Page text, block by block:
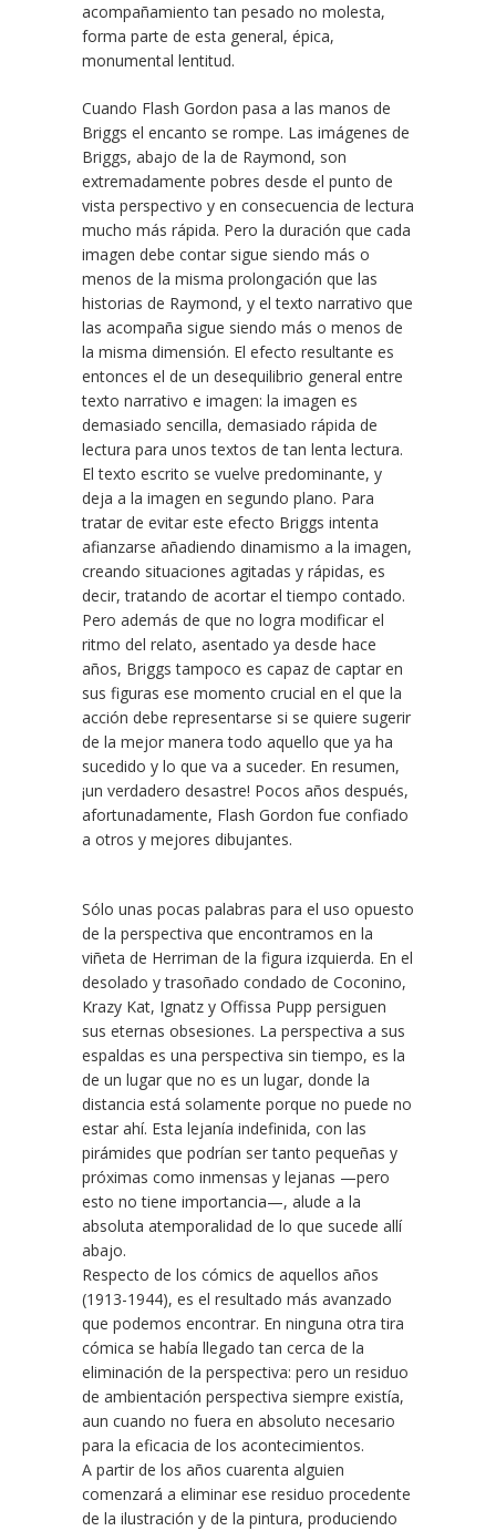
acompañamiento tan pesado no molesta,
forma parte de esta general, épica,
monumental lentitud.
Cuando Flash Gordon pasa a las manos de
Briggs el encanto se rompe. Las imágenes de
Briggs, abajo de la de Raymond, son
extremadamente pobres desde el punto de
vista perspectivo y en consecuencia de lectura
mucho más rápida. Pero la duración que cada
imagen debe contar sigue siendo más o
menos de la misma prolongación que las
historias de Raymond, y el texto narrativo que
las acompaña sigue siendo más o menos de
la misma dimensión. El efecto resultante es
entonces el de un desequilibrio general entre
texto narrativo e imagen: la imagen es
demasiado sencilla, demasiado rápida de
lectura para unos textos de tan lenta lectura.
El texto escrito se vuelve predominante, y
deja a la imagen en segundo plano. Para
tratar de evitar este efecto Briggs intenta
afianzarse añadiendo dinamismo a la imagen,
creando situaciones agitadas y rápidas, es
decir, tratando de acortar el tiempo contado.
Pero además de que no logra modificar el
ritmo del relato, asentado ya desde hace
años, Briggs tampoco es capaz de captar en
sus figuras ese momento crucial en el que la
acción debe representarse si se quiere sugerir
de la mejor manera todo aquello que ya ha
sucedido y lo que va a suceder. En resumen,
¡un verdadero desastre! Pocos años después,
afortunadamente, Flash Gordon fue confiado
a otros y mejores dibujantes.
Sólo unas pocas palabras para el uso opuesto
de la perspectiva que encontramos en la
viñeta de Herriman de la figura izquierda. En el
desolado y trasoñado condado de Coconino,
Krazy Kat, Ignatz y Offissa Pupp persiguen
sus eternas obsesiones. La perspectiva a sus
espaldas es una perspectiva sin tiempo, es la
de un lugar que no es un lugar, donde la
distancia está solamente porque no puede no
estar ahí. Esta lejanía indefinida, con las
pirámides que podrían ser tanto pequeñas y
próximas como inmensas y lejanas —pero
esto no tiene importancia—, alude a la
absoluta atemporalidad de lo que sucede allí
abajo.
Respecto de los cómics de aquellos años
(1913-1944), es el resultado más avanzado
que podemos encontrar. En ninguna otra tira
cómica se había llegado tan cerca de la
eliminación de la perspectiva: pero un residuo
de ambientación perspectiva siempre existía,
aun cuando no fuera en absoluto necesario
para la eficacia de los acontecimientos.
A partir de los años cuarenta alguien
comenzará a eliminar ese residuo procedente
de la ilustración y de la pintura, produciendo